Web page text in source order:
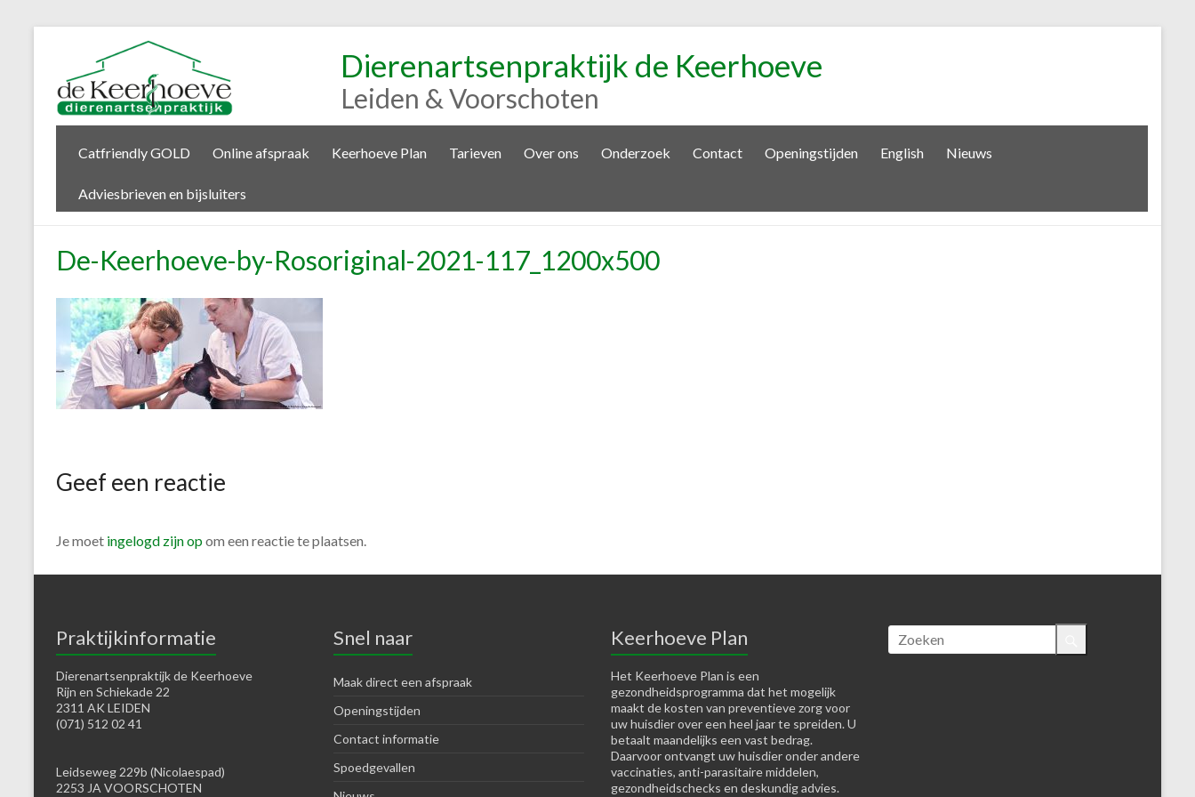
Dierenartsenpraktijk de Keerhoeve
Leiden & Voorschoten
Catfriendly GOLD Online afspraak Keerhoeve Plan Tarieven Over ons Onderzoek Contact Openingstijden English Nieuws
Adviesbrieven en bijsluiters
De-Keerhoeve-by-Rosoriginal-2021-117_1200x500
Geef een reactie
Je moet ingelogd zijn opom een reactie te plaatsen.
Praktijkinformatie
Dierenartsenpraktijk de Keerhoeve
Rijn en Schiekade 22
2311 AK LEIDEN
(071) 512 02 41
Leidseweg 229b (Nicolaespad)
2253 JA VOORSCHOTEN
Snel naar
Maak direct een afspraak
Openingstijden
Contact informatie
Spoedgevallen
Keerhoeve Plan
Het Keerhoeve Plan is een
gezondheidsprogramma dat het mogelijk
maakt de kosten van preventieve zorg voor
uw huisdier over een heel jaar te spreiden. U
betaalt maandelijks een vast bedrag.
Daarvoor ontvangt uw huisdier onder andere
vaccinaties, anti-parasitaire middelen,
gezondheidschecks en deskundig advies.